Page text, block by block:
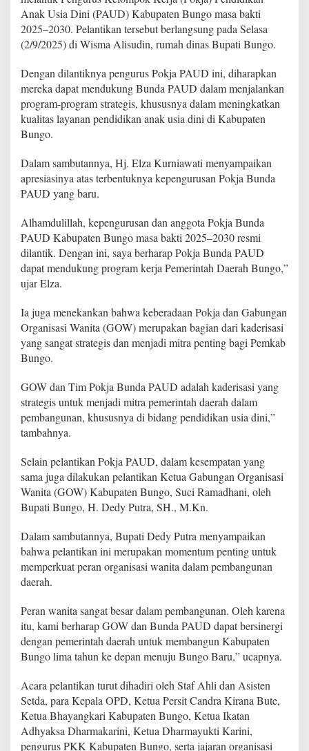
a
K
u
r
a
w
a
t
e
s
a
n
t
i
k
n
g
u
P
o
k
A
U
D
M
a
a
B
a
2
0
2
5
–
0
3
0
Anak Usia Dini (PAUD) Kabupaten Bungo masa bakti
2025–2030. Pelantikan tersebut berlangsung pada Selasa
(2/9/2025) di Wisma Alisudin, rumah dinas Bupati Bungo.
Dengan dilantiknya pengurus Pokja PAUD ini, diharapkan
mereka dapat mendukung Bunda PAUD dalam menjalankan
program-program strategis, khususnya dalam meningkatkan
kualitas layanan pendidikan anak usia dini di Kabupaten
Bungo.
Dalam sambutannya, Hj. Elza Kurniawati menyampaikan
apresiasinya atas terbentuknya kepengurusan Pokja Bunda
PAUD yang baru.
Alhamdulillah, kepengurusan dan anggota Pokja Bunda
PAUD Kabupaten Bungo masa bakti 2025–2030 resmi
dilantik. Dengan ini, saya berharap Pokja Bunda PAUD
dapat mendukung program kerja Pemerintah Daerah Bungo,”
ujar Elza.
Ia juga menekankan bahwa keberadaan Pokja dan Gabungan
Organisasi Wanita (GOW) merupakan bagian dari kaderisasi
yang sangat strategis dan menjadi mitra penting bagi Pemkab
Bungo.
GOW dan Tim Pokja Bunda PAUD adalah kaderisasi yang
strategis untuk menjadi mitra pemerintah daerah dalam
pembangunan, khususnya di bidang pendidikan usia dini,”
tambahnya.
Selain pelantikan Pokja PAUD, dalam kesempatan yang
sama juga dilakukan pelantikan Ketua Gabungan Organisasi
Wanita (GOW) Kabupaten Bungo, Suci Ramadhani, oleh
Bupati Bungo, H. Dedy Putra, SH., M.Kn.
Dalam sambutannya, Bupati Dedy Putra menyampaikan
bahwa pelantikan ini merupakan momentum penting untuk
memperkuat peran organisasi wanita dalam pembangunan
daerah.
Peran wanita sangat besar dalam pembangunan. Oleh karena
itu, kami berharap GOW dan Bunda PAUD dapat bersinergi
dengan pemerintah daerah untuk membangun Kabupaten
Bungo lima tahun ke depan menuju Bungo Baru,” ucapnya.
Acara pelantikan turut dihadiri oleh Staf Ahli dan Asisten
Setda, para Kepala OPD, Ketua Persit Candra Kirana Bute,
Ketua Bhayangkari Kabupaten Bungo, Ketua Ikatan
Adhyaksa Dharmakarini, Ketua Dharmayukti Karini,
pengurus PKK Kabupaten Bungo, serta jajaran organisasi